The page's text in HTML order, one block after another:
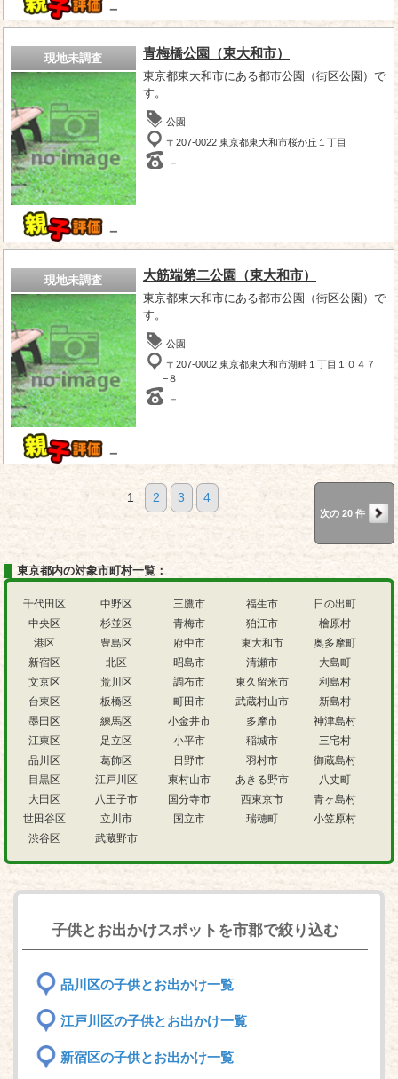
－
現地未調査
－
青梅橋公園（東大和市）
東京都東大和市にある都市公園（街区公園）で
す。
公園
〒207-0022 東京都東大和市桜が丘１丁目
－
現地未調査
－
大筋端第二公園（東大和市）
東京都東大和市にある都市公園（街区公園）で
す。
公園
〒207-0002 東京都東大和市湖畔１丁目１０４７
−８
－
1 2 3 4
次の 20 件
東京都内の対象市町村一覧：
千代田区
中央区
港区
新宿区
文京区
台東区
墨田区
江東区
品川区
目黒区
大田区
世田谷区
渋谷区
中野区
杉並区
豊島区
北区
荒川区
板橋区
練馬区
足立区
葛飾区
江戸川区
八王子市
立川市
武蔵野市
三鷹市
青梅市
府中市
昭島市
調布市
町田市
小金井市
小平市
日野市
東村山市
国分寺市
国立市
福生市
狛江市
東大和市
清瀬市
東久留米市
武蔵村山市
多摩市
稲城市
羽村市
あきる野市
西東京市
瑞穂町
日の出町
檜原村
奥多摩町
大島町
利島村
新島村
神津島村
三宅村
御蔵島村
八丈町
青ヶ島村
小笠原村
子供とお出かけスポットを市郡で絞り込む
品川区の子供とお出かけ一覧
江戸川区の子供とお出かけ一覧
新宿区の子供とお出かけ一覧